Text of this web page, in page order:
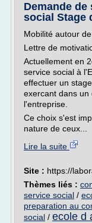
Demande
social Stage
Mobilité autour
Lettre de
Actuellement en
service social à
effectuer un
exercant dans un
l'entreprise.
Ce choix s'est
nature de ceux...
Lire la suite
Site : https://
Thèmes liés :
service social /
preparation au
social / ecole d